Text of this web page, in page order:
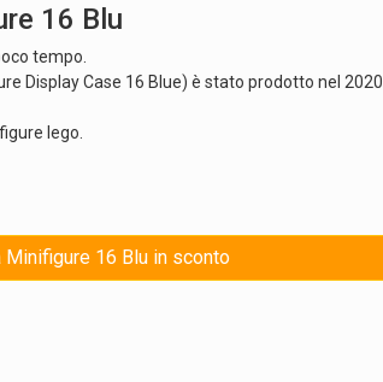
16 Blu
tempo.
Display Case 16 Blue) è stato prodotto nel 2020.
lego.
16 Blu in sconto